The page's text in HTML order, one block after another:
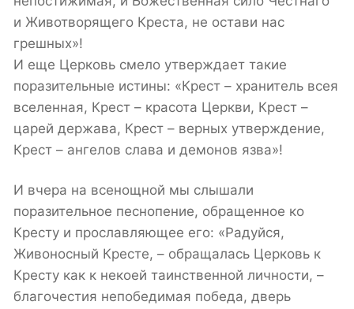
и Животворящего Креста, не остави нас
грешных»!
И еще Церковь смело утверждает такие
поразительные истины: «Крест – хранитель всея
вселенная, Крест – красота Церкви, Крест –
царей держава, Крест – верных утверждение,
Крест – ангелов слава и демонов язва»!
И вчера на всенощной мы слышали
поразительное песнопение, обращенное ко
Кресту и прославляющее его: «Радуйся,
Живоносный Кресте, – обращалась Церковь к
Кресту как к некоей таинственной личности, –
благочестия непобедимая победа, дверь